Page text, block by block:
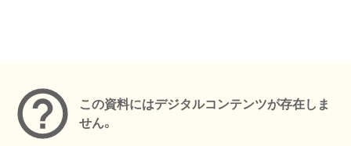
この資料にはデジタルコンテンツが存在しま
せん。